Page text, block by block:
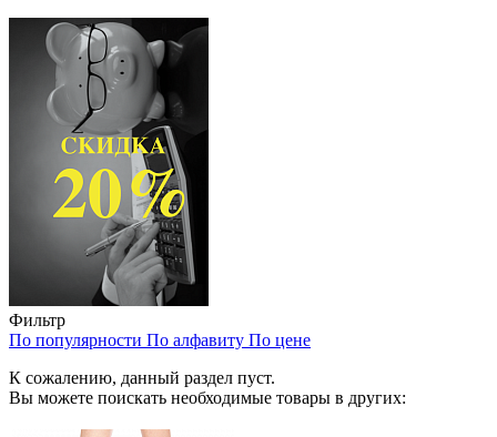
Фильтр
По популярности По алфавиту По цене
К сожалению, данный раздел пуст.
Вы можете поискать необходимые товары в других: